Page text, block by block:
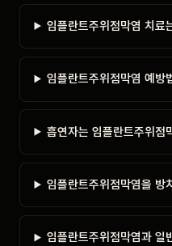
임플란트주위점막염 치료
임플란트주위점막염 예방
흡연자는 임플란트주위점
임플란트주위점막염을 방
임플란트주위점막염과 일